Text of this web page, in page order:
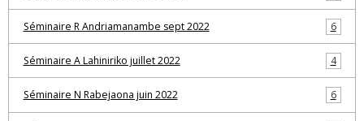
Séminaire R Andriamanambe sept 2022 6
Séminaire A Lahiniriko juillet 2022 4
Séminaire N Rabejaona juin 2022 6